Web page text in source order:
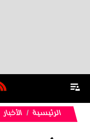
الرئيسية الأخبار